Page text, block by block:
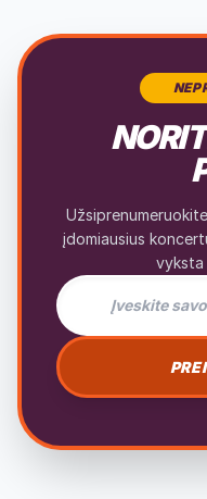
įdomiausius
vyksta
El. pašto adresas